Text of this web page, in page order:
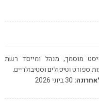
מוסמך, מנהל ומייסד רשת
ספורט וטיפולים וסטיבולריים.